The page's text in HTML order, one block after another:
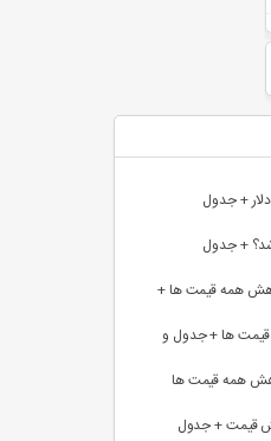
امروز پنجشنبه 18دی/ کاهش همه قیمت ها +
۱۸دی/ افزایش قیمت ها + جدول و